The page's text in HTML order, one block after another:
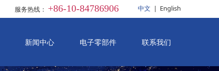
中文 | English
服务热线： +86-10-84786906
新闻中心 电子零部件 联系我们